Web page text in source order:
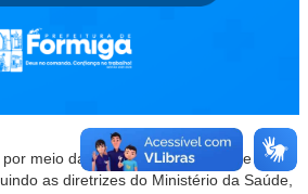
meio da Secretaria Municipal de
as diretrizes do Ministério da Saúde,